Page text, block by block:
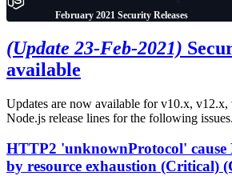
February 2021 Security Releases
(Update 23-Feb-2021)
available
Updates are now available for v10.x,
Node.js release lines for the following issues.
HTTP2 'unknownProtocol' cause
by resource exhaustion (Critical)